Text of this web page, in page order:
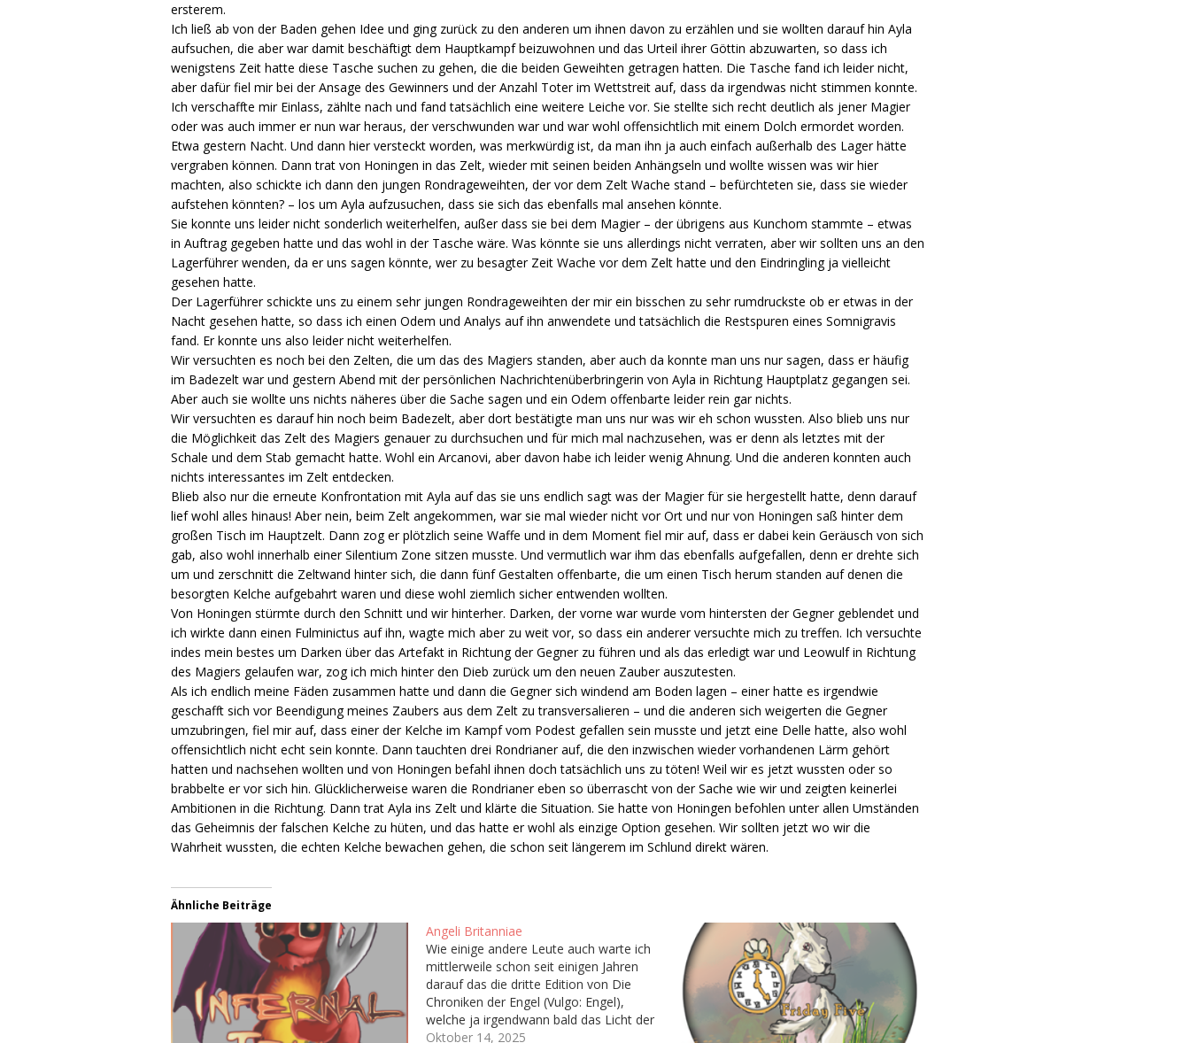
ersterem.
Ich ließ ab von der Baden gehen Idee und ging zurück zu den anderen um ihnen davon zu erzählen und sie wollten darauf hin Ayla
aufsuchen, die aber war damit beschäftigt dem Hauptkampf beizuwohnen und das Urteil ihrer Göttin abzuwarten, so dass ich
wenigstens Zeit hatte diese Tasche suchen zu gehen, die die beiden Geweihten getragen hatten. Die Tasche fand ich leider nicht,
aber dafür fiel mir bei der Ansage des Gewinners und der Anzahl Toter im Wettstreit auf, dass da irgendwas nicht stimmen konnte.
Ich verschaffte mir Einlass, zählte nach und fand tatsächlich eine weitere Leiche vor. Sie stellte sich recht deutlich als jener Magier
oder was auch immer er nun war heraus, der verschwunden war und war wohl offensichtlich mit einem Dolch ermordet worden.
Etwa gestern Nacht. Und dann hier versteckt worden, was merkwürdig ist, da man ihn ja auch einfach außerhalb des Lager hätte
vergraben können. Dann trat von Honingen in das Zelt, wieder mit seinen beiden Anhängseln und wollte wissen was wir hier
machten, also schickte ich dann den jungen Rondrageweihten, der vor dem Zelt Wache stand – befürchteten sie, dass sie wieder
aufstehen könnten? – los um Ayla aufzusuchen, dass sie sich das ebenfalls mal ansehen könnte.
Sie konnte uns leider nicht sonderlich weiterhelfen, außer dass sie bei dem Magier – der übrigens aus Kunchom stammte – etwas
in Auftrag gegeben hatte und das wohl in der Tasche wäre. Was könnte sie uns allerdings nicht verraten, aber wir sollten uns an den
Lagerführer wenden, da er uns sagen könnte, wer zu besagter Zeit Wache vor dem Zelt hatte und den Eindringling ja vielleicht
gesehen hatte.
Der Lagerführer schickte uns zu einem sehr jungen Rondrageweihten der mir ein bisschen zu sehr rumdruckste ob er etwas in der
Nacht gesehen hatte, so dass ich einen Odem und Analys auf ihn anwendete und tatsächlich die Restspuren eines Somnigravis
fand. Er konnte uns also leider nicht weiterhelfen.
Wir versuchten es noch bei den Zelten, die um das des Magiers standen, aber auch da konnte man uns nur sagen, dass er häufig
im Badezelt war und gestern Abend mit der persönlichen Nachrichtenüberbringerin von Ayla in Richtung Hauptplatz gegangen sei.
Aber auch sie wollte uns nichts näheres über die Sache sagen und ein Odem offenbarte leider rein gar nichts.
Wir versuchten es darauf hin noch beim Badezelt, aber dort bestätigte man uns nur was wir eh schon wussten. Also blieb uns nur
die Möglichkeit das Zelt des Magiers genauer zu durchsuchen und für mich mal nachzusehen, was er denn als letztes mit der
Schale und dem Stab gemacht hatte. Wohl ein Arcanovi, aber davon habe ich leider wenig Ahnung. Und die anderen konnten auch
nichts interessantes im Zelt entdecken.
Blieb also nur die erneute Konfrontation mit Ayla auf das sie uns endlich sagt was der Magier für sie hergestellt hatte, denn darauf
lief wohl alles hinaus! Aber nein, beim Zelt angekommen, war sie mal wieder nicht vor Ort und nur von Honingen saß hinter dem
großen Tisch im Hauptzelt. Dann zog er plötzlich seine Waffe und in dem Moment fiel mir auf, dass er dabei kein Geräusch von sich
gab, also wohl innerhalb einer Silentium Zone sitzen musste. Und vermutlich war ihm das ebenfalls aufgefallen, denn er drehte sich
um und zerschnitt die Zeltwand hinter sich, die dann fünf Gestalten offenbarte, die um einen Tisch herum standen auf denen die
besorgten Kelche aufgebahrt waren und diese wohl ziemlich sicher entwenden wollten.
Von Honingen stürmte durch den Schnitt und wir hinterher. Darken, der vorne war wurde vom hintersten der Gegner geblendet und
ich wirkte dann einen Fulminictus auf ihn, wagte mich aber zu weit vor, so dass ein anderer versuchte mich zu treffen. Ich versuchte
indes mein bestes um Darken über das Artefakt in Richtung der Gegner zu führen und als das erledigt war und Leowulf in Richtung
des Magiers gelaufen war, zog ich mich hinter den Dieb zurück um den neuen Zauber auszutesten.
Als ich endlich meine Fäden zusammen hatte und dann die Gegner sich windend am Boden lagen – einer hatte es irgendwie
geschafft sich vor Beendigung meines Zaubers aus dem Zelt zu transversalieren – und die anderen sich weigerten die Gegner
umzubringen, fiel mir auf, dass einer der Kelche im Kampf vom Podest gefallen sein musste und jetzt eine Delle hatte, also wohl
offensichtlich nicht echt sein konnte. Dann tauchten drei Rondrianer auf, die den inzwischen wieder vorhandenen Lärm gehört
hatten und nachsehen wollten und von Honingen befahl ihnen doch tatsächlich uns zu töten! Weil wir es jetzt wussten oder so
brabbelte er vor sich hin. Glücklicherweise waren die Rondrianer eben so überrascht von der Sache wie wir und zeigten keinerlei
Ambitionen in die Richtung. Dann trat Ayla ins Zelt und klärte die Situation. Sie hatte von Honingen befohlen unter allen Umständen
das Geheimnis der falschen Kelche zu hüten, und das hatte er wohl als einzige Option gesehen. Wir sollten jetzt wo wir die
Wahrheit wussten, die echten Kelche bewachen gehen, die schon seit längerem im Schlund direkt wären.
Ähnliche Beiträge
Angeli Britanniae
Wie einige andere Leute auch warte ich
mittlerweile schon seit einigen Jahren
darauf das die dritte Edition von Die
Chroniken der Engel (Vulgo: Engel),
welche ja irgendwann bald das Licht der
Welt erblicken soll. Hoffentlich. Immerhin
Oktober 14, 2025